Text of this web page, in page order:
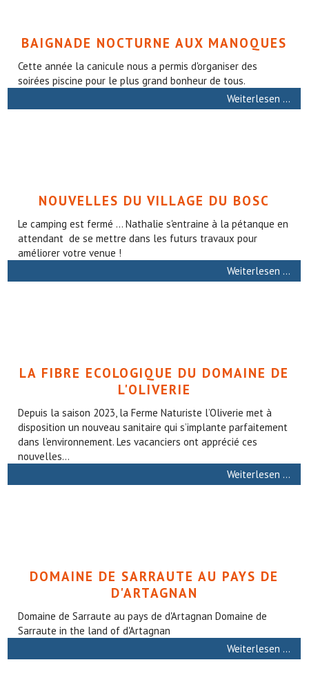
BAIGNADE NOCTURNE AUX MANOQUES
Cette année la canicule nous a permis d'organiser des
soirées piscine pour le plus grand bonheur de tous.
Weiterlesen …
NOUVELLES DU VILLAGE DU BOSC
Le camping est fermé ... Nathalie s'entraine à la pétanque en
attendant de se mettre dans les futurs travaux pour
améliorer votre venue !
Weiterlesen …
LA FIBRE ECOLOGIQUE DU DOMAINE DE
L'OLIVERIE
Depuis la saison 2023, la Ferme Naturiste l’Oliverie met à
disposition un nouveau sanitaire qui s’implante parfaitement
dans l’environnement. Les vacanciers ont apprécié ces
nouvelles...
Weiterlesen …
DOMAINE DE SARRAUTE AU PAYS DE
D'ARTAGNAN
Domaine de Sarraute au pays de d'Artagnan Domaine de
Sarraute in the land of d'Artagnan
Weiterlesen …